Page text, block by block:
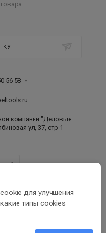
56 58
компании "Деловые
ул, 37, стр 1
ИНН 3123401255
для улучшения
типы cookies